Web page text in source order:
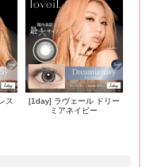
ス
[1day] ラヴェール ドリー
ミアネイビー